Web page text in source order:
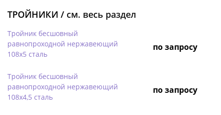
ТРОЙНИКИ / см. весь раздел
Тройник бесшовный
равнопроходной нержавеющий
108х5 сталь
по запросу
Тройник бесшовный
равнопроходной нержавеющий
108х4,5 сталь
по запросу